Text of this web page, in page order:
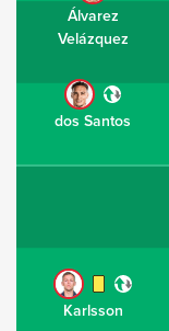
Álvarez
Velázquez
dos Santos
Karlsson